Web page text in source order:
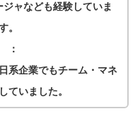
ジャなども経験していま
。
：
系企業でもチーム・マネ
ていました。